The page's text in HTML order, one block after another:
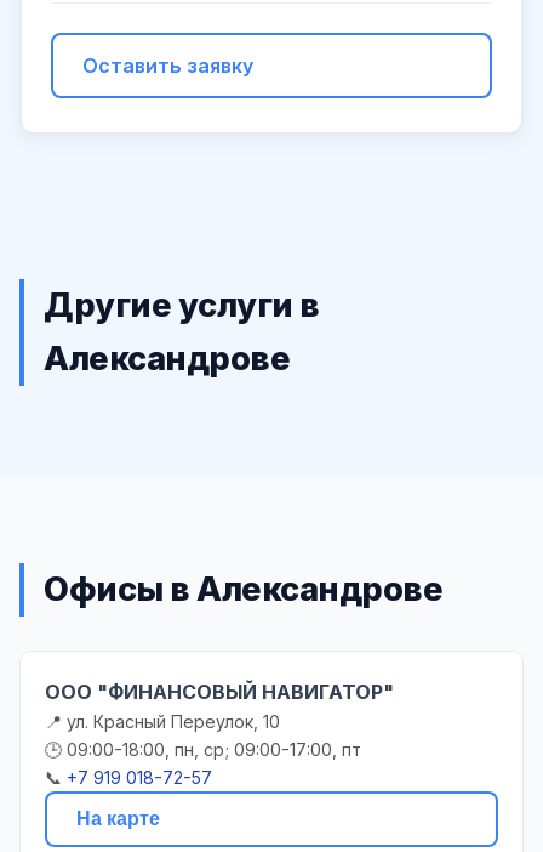
Оставить заявку
Другие услуги в
Александрове
Офисы в Александрове
ООО "ФИНАНСОВЫЙ НАВИГАТОР"
📍 ул. Красный Переулок, 10
🕒 09:00-18:00, пн, ср; 09:00-17:00, пт
📞 +7 919 018-72-57
На карте